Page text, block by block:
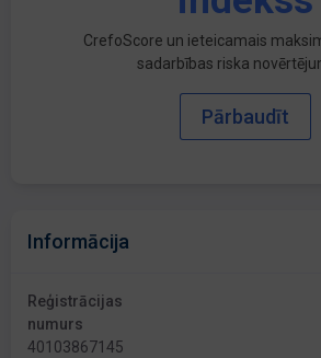
CrefoScore un ieteicamais
sadarbības riska
Pārbaudīt
Informācija
Reģistrācijas
numurs
40103867145